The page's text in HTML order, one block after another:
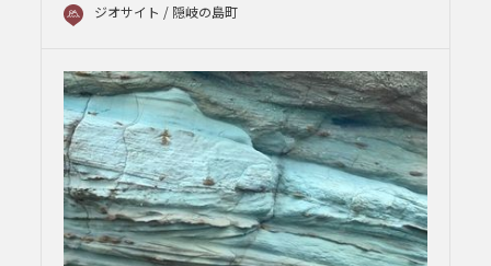
ジオサイト / 隠岐の島町